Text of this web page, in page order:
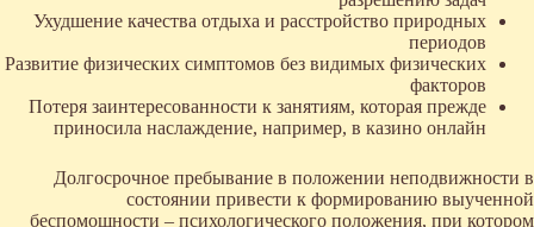
Ухудшение качества отдыха и расстройство природных
периодов
Развитие физических симптомов без видимых физических
факторов
Потеря заинтересованности к занятиям, которая прежде
приносила наслаждение, например, в казино онлайн
Долгосрочное пребывание в положении неподвижности в
состоянии привести к формированию выученной
беспомощности – психологического положения, при котором